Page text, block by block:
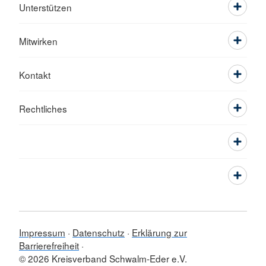
Unterstützen
Mitwirken
Kontakt
Rechtliches
Impressum Datenschutz
Erklärung zur
Barrierefreiheit
© 2026 Kreisverband Schwalm-Eder e.V.